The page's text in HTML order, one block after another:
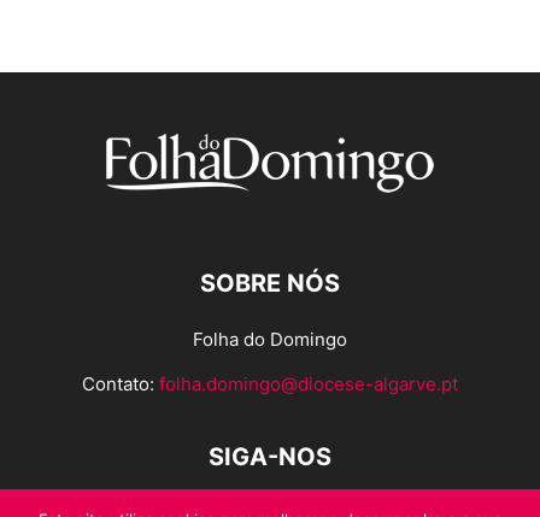
SOBRE NÓS
Folha do Domingo
Contato: folha.domingo@diocese-algarve.pt
SIGA-NOS